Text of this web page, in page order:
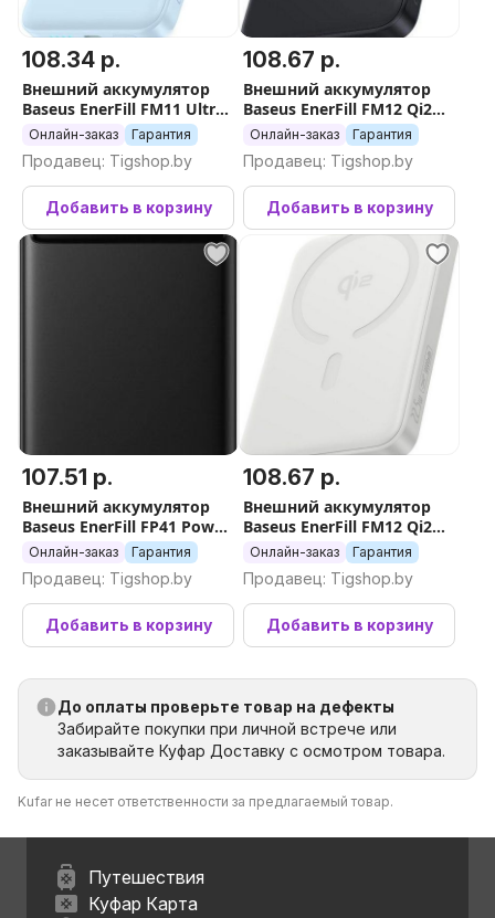
108.34 р.
Внешний аккумулятор
Baseus EnerFill FM11 Ultra-
Mini Magnetic Power Bank
10000mAh (голубой)
Онлайн-заказ Гарантия
Продавец: Tigshop.by
Добавить в корзину
108.67 р.
Внешний аккумулятор
Baseus EnerFill FM12 Qi2
Magnetic Power Bank
22.5W 10000mAh (черный)
Онлайн-заказ Гарантия
Продавец: Tigshop.by
Добавить в корзину
107.51 р.
Внешний аккумулятор
Baseus EnerFill FP41 Power
Bank 22.5W 30000mAh
Онлайн-заказ Гарантия
Продавец: Tigshop.by
Добавить в корзину
108.67 р.
Внешний аккумулятор
Baseus EnerFill FM12 Qi2
Magnetic Power Bank
22.5W 10000mAh (белый)
Онлайн-заказ Гарантия
Продавец: Tigshop.by
Добавить в корзину
До оплаты проверьте товар на дефекты
Забирайте покупки при личной встрече или
заказывайте Куфар Доставку с осмотром товара.
Kufar не несет ответственности за предлагаемый товар.
Путешествия
Куфар Карта